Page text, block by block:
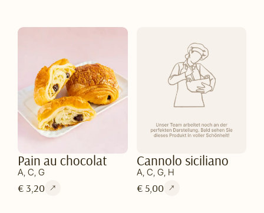
Pain au chocolat
A, C, G
€ 3,20
Cannolo siciliano
A, C, G, H
€ 5,00